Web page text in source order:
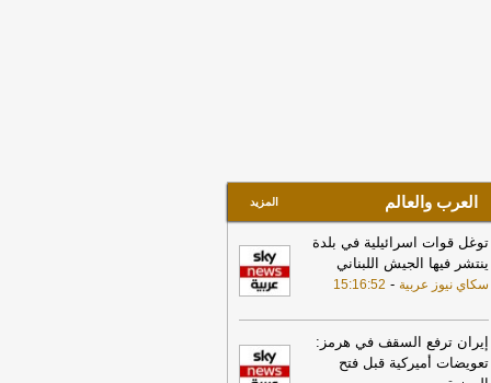
العرب والعالم المزيد
توغل قوات اسرائيلية في بلدة
ينتشر فيها الجيش اللبناني
سكاي نيوز عربية -
15:16:52
إيران ترفع السقف في هرمز:
تعويضات أميركية قبل فتح